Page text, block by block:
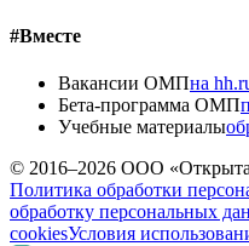
#Вместе
Вакансии ОМПна
Бета-программа ОМП
Учебные материалы
© 2016–2026 ООО
Политика обработки
обработку персональных
cookiesУсловия